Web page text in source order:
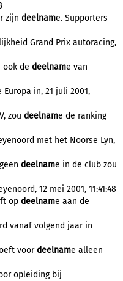
zijn deelname. Supporters
Grand Prix autoracing,
ook de deelname van
in, 21 juli 2001,
zou deelname de ranking
met het Noorse Lyn,
deelname in de club zou
12 mei 2001, 11:41:48
op deelname aan de
vanaf volgend jaar in
voordeelname alleen
opleiding bij